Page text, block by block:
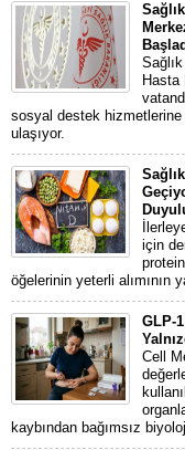
Hasta
sosyal destek hizmetlerine
ulaşıyor.
için
öğelerinin yeterli alımının
GLP-
Cell
kaybından bağımsız